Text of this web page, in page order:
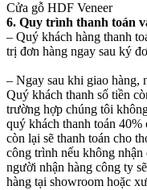
Cửa gỗ HDF Veneer
6. Quy trình thanh toán
– Quý khách hàng thanh
trị đơn hàng ngay sau ký
– Ngay sau khi giao hàng,
Quý khách thanh số tiền
trường hợp chúng tôi
quý khách thanh toán
còn lại sẽ thanh toán cho
công trình nếu không
người nhận hàng công ty
hàng tại showroom hoặc